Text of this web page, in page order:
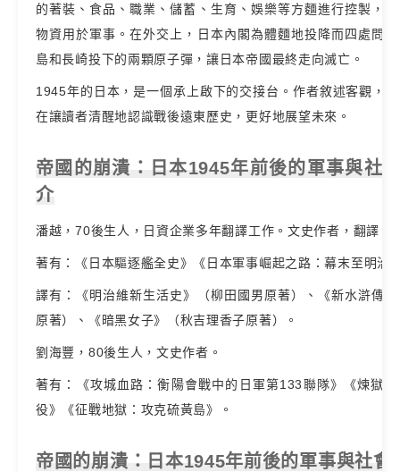
的著裝、食品、職業、儲蓄、生育、娛樂等方麵進行控製，
物資用於軍事。在外交上，日本內閣為體麵地投降而四處問
島和長崎投下的兩顆原子彈，讓日本帝國最終走向滅亡。
1945年的日本，是一個承上啟下的交接台。作者敘述客觀，
在讓讀者清醒地認識戰後遠東歷史，更好地展望未來。
帝國的崩潰：日本1945年前後的軍事與社
介
潘越，70後生人，日資企業多年翻譯工作。文史作者，翻譯。
著有：《日本驅逐艦全史》《日本軍事崛起之路：幕末至明治
譯有：《明治維新生活史》（柳田國男原著）、《新水滸傳
原著）、《暗黑女子》（秋吉理香子原著）。
劉海豐，80後生人，文史作者。
著有：《攻城血路：衡陽會戰中的日軍第133聯隊》《煉獄
役》《征戰地獄：攻克硫黃島》。
帝國的崩潰：日本1945年前後的軍事與社會